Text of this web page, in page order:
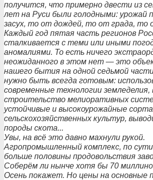
получится, что примерно двести из
лет на Руси были голодными: урожай
засух, то от дождей, то от града, то
Каждый год пятая часть регионов
сталкивается с теми или иными
аномалиями. То есть ничего
неожиданного в этом нет — это
нашего бытия на одной седьмой
нужно быть всегда готовым:
современные технологии земледелия,
строительство мелиоративных
устойчивые и высокоурожайные
сельскохозяйственных культур,
породы скота...
Увы, на всё это давно махнули рукой.
Агропромышленный комплекс, по
больше половины продовольствия
Соберём ли нынче хотя бы 70
Осень покажет. Но цены на основные